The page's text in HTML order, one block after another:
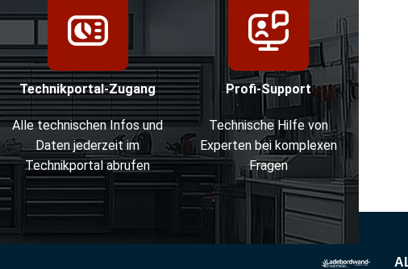
Technikportal-Zugang
Alle technischen Infos und
Daten jederzeit im
Technikportal abrufen
Profi-Support
Technische Hilfe von
Experten bei komplexen
Fragen